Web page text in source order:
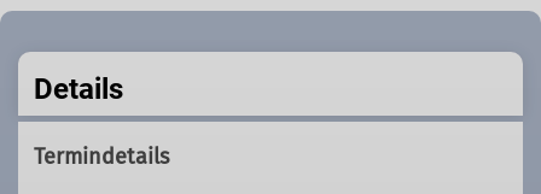
Details
Termindetails